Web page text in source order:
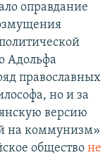
оправдание
Адольфа
православных
но и за
версию
на коммунизм»
общество не